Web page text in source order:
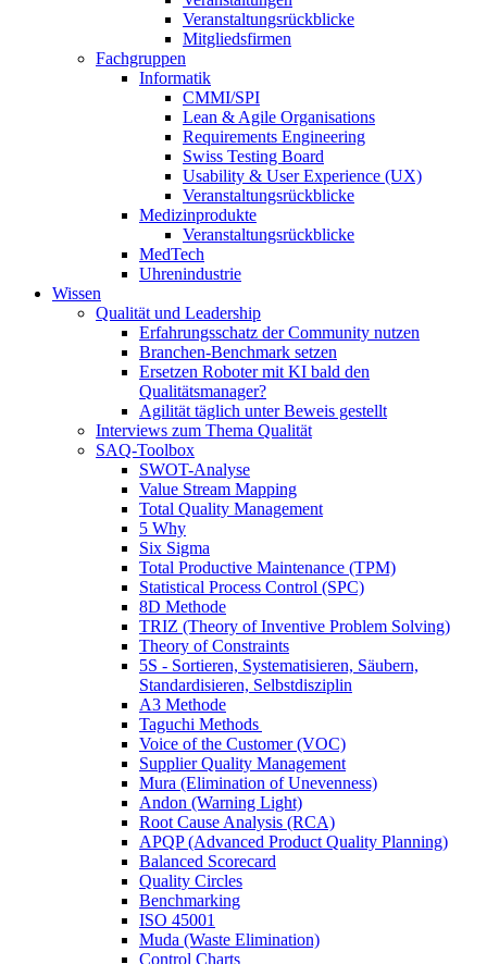
Veranstaltungsrückblicke
Mitgliedsfirmen
Fachgruppen
Informatik
CMMI/SPI
Lean & Agile Organisations
Requirements Engineering
Swiss Testing Board
Usability & User Experience (UX)
Veranstaltungsrückblicke
Medizinprodukte
Veranstaltungsrückblicke
MedTech
Uhrenindustrie
Wissen
Qualität und Leadership
Erfahrungsschatz der Community nutzen
Branchen-Benchmark setzen
Ersetzen Roboter mit KI bald den
Qualitätsmanager?
Agilität täglich unter Beweis gestellt
Interviews zum Thema Qualität
SAQ-Toolbox
SWOT-Analyse
Value Stream Mapping
Total Quality Management
5 Why
Six Sigma
Total Productive Maintenance (TPM)
Statistical Process Control (SPC)
8D Methode
TRIZ (Theory of Inventive Problem Solving)
Theory of Constraints
5S - Sortieren, Systematisieren, Säubern,
Standardisieren, Selbstdisziplin
A3 Methode
Taguchi Methods
Voice of the Customer (VOC)
Supplier Quality Management
Mura (Elimination of Unevenness)
Andon (Warning Light)
Root Cause Analysis (RCA)
APQP (Advanced Product Quality Planning)
Balanced Scorecard
Quality Circles
Benchmarking
ISO 45001
Muda (Waste Elimination)
Control Charts